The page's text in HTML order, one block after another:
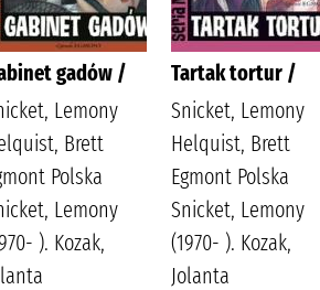
gadów /
Lemony
Brett
Polska
Lemony
). Kozak,
Tartak tortur /
Snicket, Lemony
Helquist, Brett
Egmont Polska
Snicket, Lemony
(1970- ). Kozak,
Jolanta